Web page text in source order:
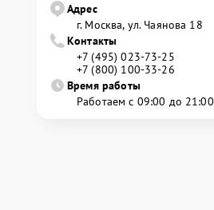
Адрес
г. Москва, ул. Чаянова 18
Контакты
+7 (495) 023-73-25
+7 (800) 100-33-26
Время работы
Работаем с 09:00 до 21:00